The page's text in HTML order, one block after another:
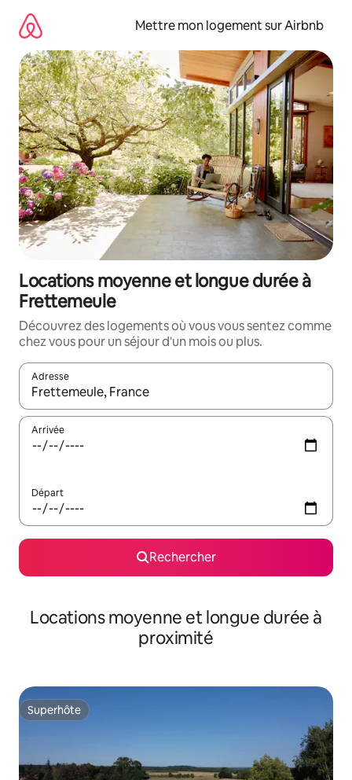
directement
contenu
Mettre mon logement sur Airbnb
Locations moyenne et longue durée à
Frettemeule
Découvrez des logements où vous vous sentez comme
chez vous pour un séjour d'un mois ou plus.
Adresse
Lorsque les résultats s'affichent, utilisez les flèches vers le
Arrivée
Départ
Rechercher
Locations moyenne et longue durée à
proximité
Superhôte
Superhôte